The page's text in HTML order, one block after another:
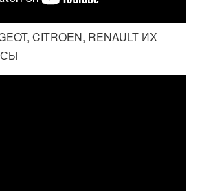
CITROEN, RENAULT ИХ